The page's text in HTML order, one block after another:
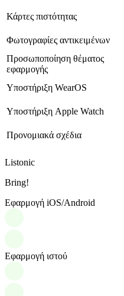
Κάρτες πιστότητας
Φωτογραφίες αντικειμένων
Προσωποποίηση θέματος
εφαρμογής
Υποστήριξη WearOS
Υποστήριξη Apple Watch
Προνομιακά σχέδια
Listonic
Bring!
Εφαρμογή iOS/Android
Εφαρμογή ιστού